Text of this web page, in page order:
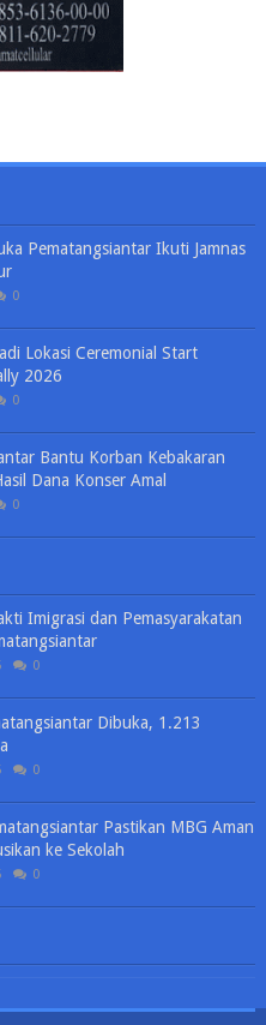
Pematangsiantar Ikuti Jamnas
0
Lokasi Ceremonial Start
2026
0
Bantu Korban Kebakaran
Dana Konser Amal
0
Imigrasi dan Pemasyarakatan
0
Dibuka, 1.213
0
Pastikan MBG Aman
ke Sekolah
0